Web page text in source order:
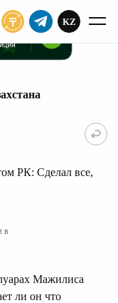
KZ
РК: Сделал все,
в
Мажилиса
ли он что